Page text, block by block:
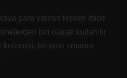
para yatıran kişileri ifade
biri olarak kullanılır.
kelimesi, bir yere emanet